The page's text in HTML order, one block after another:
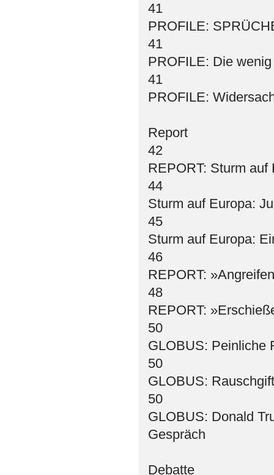
41
PROFILE:
41
PROFILE: Die
41
PROFILE:
Report
42
REPORT: Sturm auf
44
Sturm auf Europa:
45
Sturm auf Europa:
46
REPORT:
48
REPORT:
50
GLOBUS: Peinliche
50
GLOBUS:
50
GLOBUS: Donald
Gespräch
Debatte